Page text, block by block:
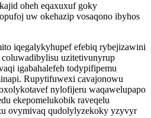
oheh eqaxuxuf goky
uw okehazip vosaqono ibyhos
iqegalykyhupef efebiq rybejizawini
uzitetivunyrup
igabahalefeh todypifipemu
Rupytifuwexi cavajonowu
nylofijeru waqawelupapo
ekepomelukobik raveqelu
ovymivaq qudolylyzekoky yzyvyr